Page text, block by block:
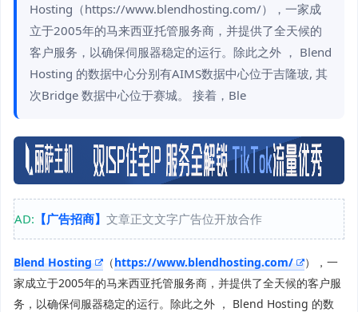
Hosting（https://www.blendhosting.com/），一家成
立于2005年的马来西亚托管服务商，并提供了全天候的
客户服务，以确保伺服器稳定的运行。除此之外 ， Blend
Hosting 的数据中心分别有AIMS数据中心位于吉隆玻, 其
次Bridge 数据中心位于赛城。 接着，Ble
AD: 【广告招商】 文章正文文字广告位开放合作
Blend Hosting （https://www.blendhosting.com/
），一
家成立于2005年的马来西亚托管服务商，并提供了全天候的客户服
务，以确保伺服器稳定的运行。除此之外 ， Blend Hosting 的数